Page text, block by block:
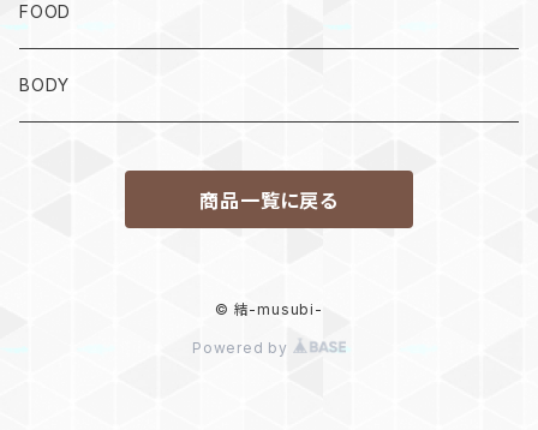
FOOD
BODY
商品一覧に戻る
© 結-musubi-
Powered by